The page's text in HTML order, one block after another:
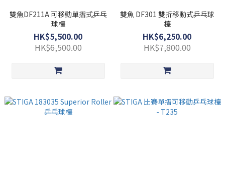
雙魚DF211A 可移動單摺式乒乓
球檯
HK$5,500.00
HK$6,500.00
雙魚 DF301 雙折移動式乒乓球
檯
HK$6,250.00
HK$7,800.00